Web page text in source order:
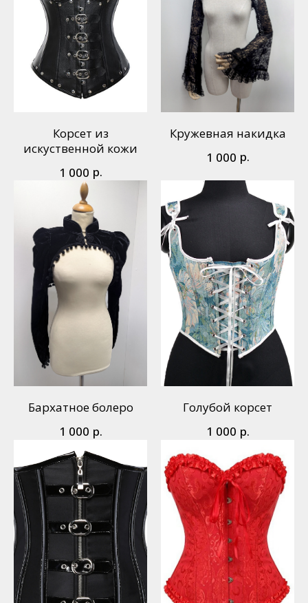
Корсет из
искуственной кожи
1 000 р.
Кружевная накидка
1 000 р.
Бархатное болеро
1 000 р.
Голубой корсет
1 000 р.